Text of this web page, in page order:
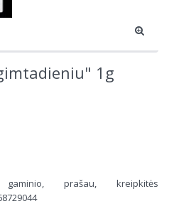
1g
prašau, kreipkitės